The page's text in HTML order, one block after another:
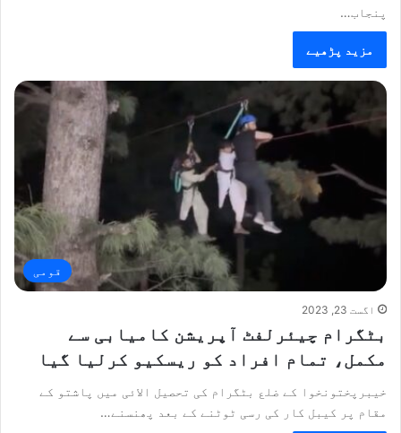
پنجاب…
مزید پڑھیے
قومی
اگست 23, 2023
بٹگرام چیئرلفٹ آپریشن کامیابی سے
مکمل، تمام افراد کو ریسکیو کرلیا گیا
خیبرپختونخوا کے ضلع بٹگرام کی تحصیل الائی میں پاشتو کے
مقام پر کیبل کار کی رسی ٹوٹنے کے بعد پھنسنے…